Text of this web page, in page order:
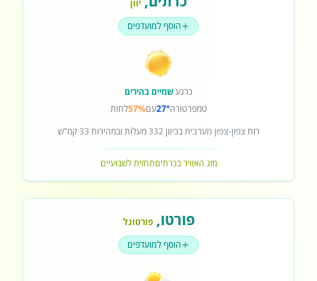
יוון
הוסף למועדפים
כרגעשמיים בהירים
טמפרטורה27°עם57%לחות
רוחצפון-צפון מערביתבכיוון332מעלות ובמהירות 33קמ"ש
מזג האוויר בכרתיםתחזית לשבועיים
פורטו,פורטוגל
הוסף למועדפים